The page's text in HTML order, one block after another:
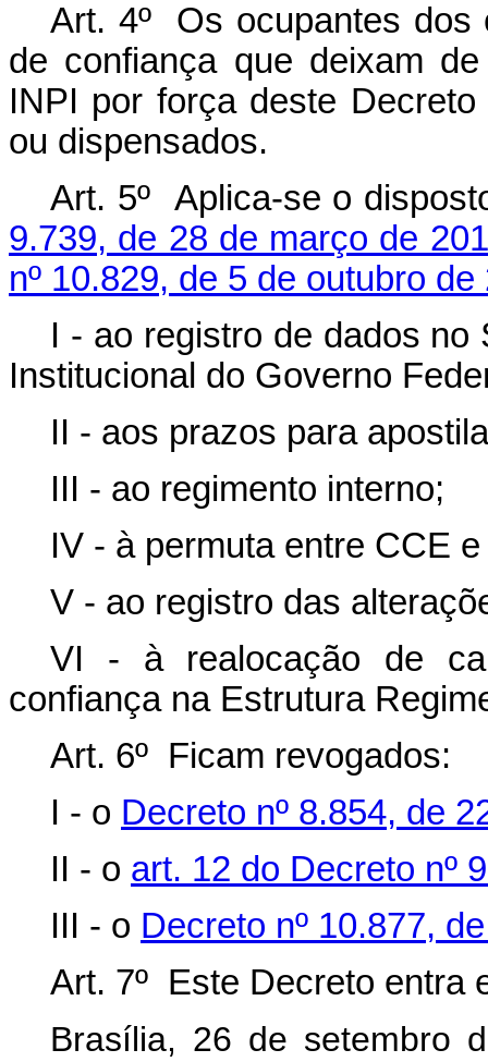
Art. 4º Os ocupantes dos
de confiança que deixam
INPI por força deste
ou dispensados.
Art. 5º Aplica-se o
9.739, de 28 de março de
nº 10.829, de 5 de outubro de
I - ao registro de dados
Institucional do Governo
II - aos prazos para
III - ao regimento interno;
IV - à permuta entre CCE
V - ao registro das
VI - à realocação de
confiança na Estrutura
Art. 6º Ficam revogados:
I - o Decreto nº 8.854, de
II - o art. 12 do Decreto nº
III - o Decreto nº 10.877,
Art. 7º Este Decreto entra
Brasília, 26 de setembro